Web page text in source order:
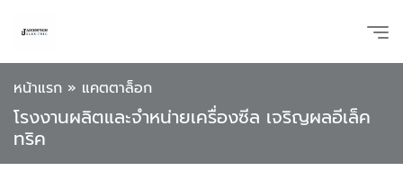
หน้าแรก » แคตตาล็อก
โรงงานผลิตและจำหน่ายเครื่องซีล เจริญผลอีเล็ค
ทริค